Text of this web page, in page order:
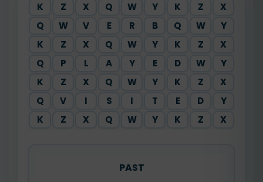
K
Z X Q W Y K Z
X
Q
W V E R B Q W
Y
K
Z X Q W Y K Z
X
Q
P L A Y E D W
Y
K
Z X Q W Y K Z
X
Q
V I S I T E D
Y
K
Z X Q W Y K Z X
PAST